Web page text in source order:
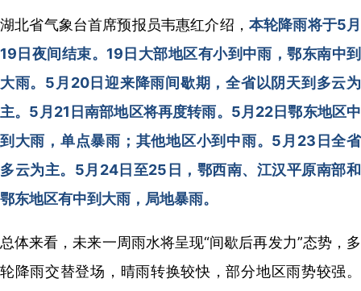
湖北省气象台首席预报员韦惠红介绍， 本轮降雨将于5月
19日夜间结束。19日大部地区有小到中雨，鄂东南中到
大雨。5月20日迎来降雨间歇期，全省以阴天到多云为
主。5月21日南部地区将再度转雨。5月22日鄂东地区中
到大雨，单点暴雨；其他地区小到中雨。5月23日全省
多云为主。5月24日至25日，鄂西南、江汉平原南部和
鄂东地区有中到大雨，局地暴雨。
总体来看，未来一周雨水将呈现“间歇后再发力”态势，多
轮降雨交替登场，晴雨转换较快，部分地区雨势较强。